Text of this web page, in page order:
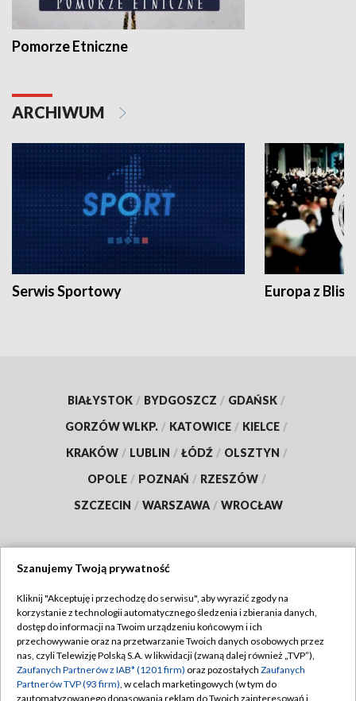
Pomorze Etniczne
ARCHIWUM
Serwis Sportowy Europa z
BIAŁYSTOK / BYDGOSZCZ / GDAŃSK /
GORZÓW WLKP. / KATOWICE / KIELCE /
KRAKÓW / LUBLIN / ŁÓDŹ / OLSZTYN /
OPOLE / POZNAŃ / RZESZÓW /
SZCZECIN / WARSZAWA / WROCŁAW
TVP
Abonament TVP
Emisja w TVP
Centrum informacji TVP
Regulamin TVP
Polityka prywatności
Moje zgody
Szanujemy Twoją prywatność
Kliknij "Akceptuję i przechodzę do serwisu", aby wyrazić zgody na
korzystanie z technologii automatycznego śledzenia i zbierania danych,
dostęp do informacji na Twoim urządzeniu końcowym i ich
przechowywanie oraz na przetwarzanie Twoich danych osobowych przez
nas, czyli Telewizję Polską S.A. w likwidacji (zwaną dalej również „TVP”),
Zaufanych Partnerów z IAB* (1201 firm) oraz pozostałych Zaufanych
Partnerów TVP (93 firm), w celach marketingowych (w tym do
zautomatyzowanego dopasowania reklam do Twoich zainteresowań i